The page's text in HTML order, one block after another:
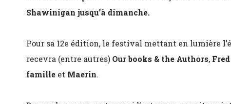
Shawinigan jusqu’à dimanche.
Pour sa 12e édition, le festival mettant en lumière
recevra (entre autres) Our books & the Authors,
familleet Maerin.